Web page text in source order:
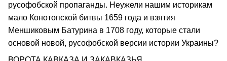
русофобской пропаганды. Неужели нашим историкам
мало Конотопской битвы 1659 года и взятия
Меншиковым Батурина в 1708 году, которые стали
основой новой, русофобской версии истории Украины?